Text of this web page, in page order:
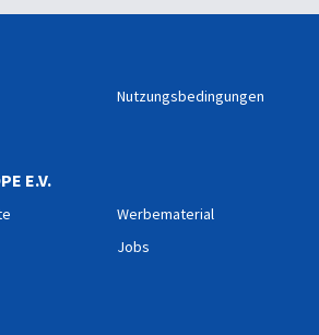
Nutzungsbedingungen
E.V.
Werbematerial
Jobs